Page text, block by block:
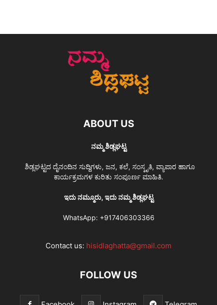
ABOUT US
ನಮ್ಮ ಶಿಡ್ಲಘಟ್ಟ
ಶಿಡ್ಲಘಟ್ಟದ ದೈನಂದಿನ ಸುದ್ದಿಗಳು, ಜನ, ಕಲೆ, ಸಂಸ್ಕೃತಿ, ವ್ಯಾಪಾರ ಹಾಗೂ
ಕಾರ್ಯಕ್ರಮಗಳ ಕುರಿತು ಸಂಪೂರ್ಣ ಮಾಹಿತಿ.
ಇದು ನಮ್ಮೂರು, ಇದು ನಮ್ಮ ಶಿಡ್ಲಘಟ್ಟ
WhatsApp: +917406303366
Contact us: hisidlaghatta@gmail.com
FOLLOW US